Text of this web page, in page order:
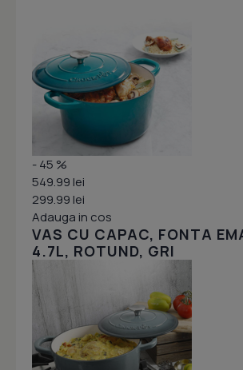
- 45 %
549.99 lei
299.99 lei
Adauga in cos
VAS CU CAPAC, FONTA
4.7L, ROTUND, GRI